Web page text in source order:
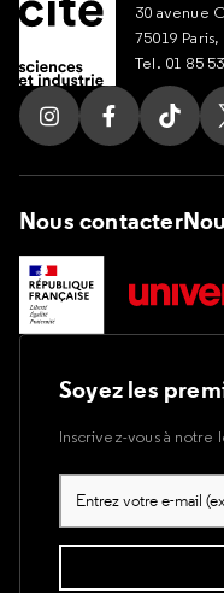
30 avenue
75019 Paris,
Tel. 01 85
Suivez nous sur
Suivez nous
Nous contacter
Soyez les
Inscrivez-vous à notre